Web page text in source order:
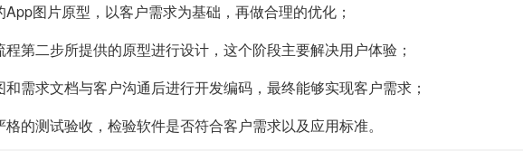
图片原型，以客户需求为基础，再做合理的优化；
第二步所提供的原型进行设计，这个阶段主要解决用户体验；
需求文档与客户沟通后进行开发编码，最终能够实现客户需求；
的测试验收，检验软件是否符合客户需求以及应用标准。